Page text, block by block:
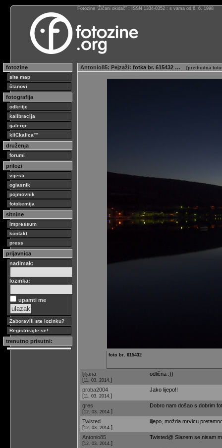
Fotozine “Žičani okidač” : ISSN 1334-0352 : s vama od 6. 6. 1998
fotozine
site map
članovi
fotografija
odkritje
kalibracija
galerije
kliCkalica™
druženja
forumi
prilozi
vijesti
oglasnik
pojmovnik
fotokemija
sitnine
impressum
kontakt
press
prijavnica
nadimak:
lozinka:
upamti me
Zaboravili ste lozinku?
Registrirajte se!
trenutno prisutni:
Antonio85: Pejzaži: fotka br. 615432 … [prethodna
foto br. 615432
ljiljana
[11. 03. 2014. ]
odlična :))
proba2004
[11. 03. 2014. ]
Jako lijepo!!
gres
[12. 03. 2014. ]
Dobro nam došao s dobrim
Twisted
[12. 03. 2014. ]
lijepo, možda mrvicu
Antonio85
[12. 03. 2014. ]
Twisted@ Slazem se,nisam